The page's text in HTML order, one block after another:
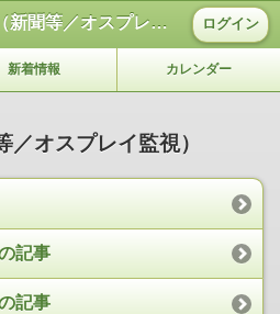
情報コーナー（新聞等／オスプレイ監視） ログイン
新着情報 カレンダー
オスプレイ監視）
記事
記事